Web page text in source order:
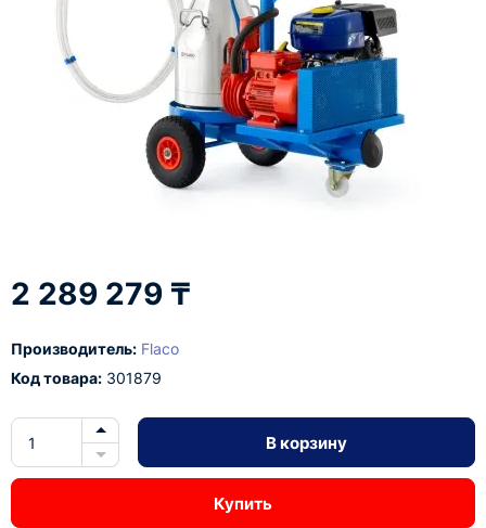
2 289 279 ₸
Производитель: Flaco
Код товара: 301879
В корзину
Купить